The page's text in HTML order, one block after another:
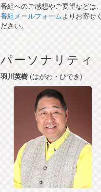
番組へのご感想やご要望などは、
番組メールフォームよりお寄せく
ださい。
パーソナリティ
羽川英樹(はがわ・ひでき)